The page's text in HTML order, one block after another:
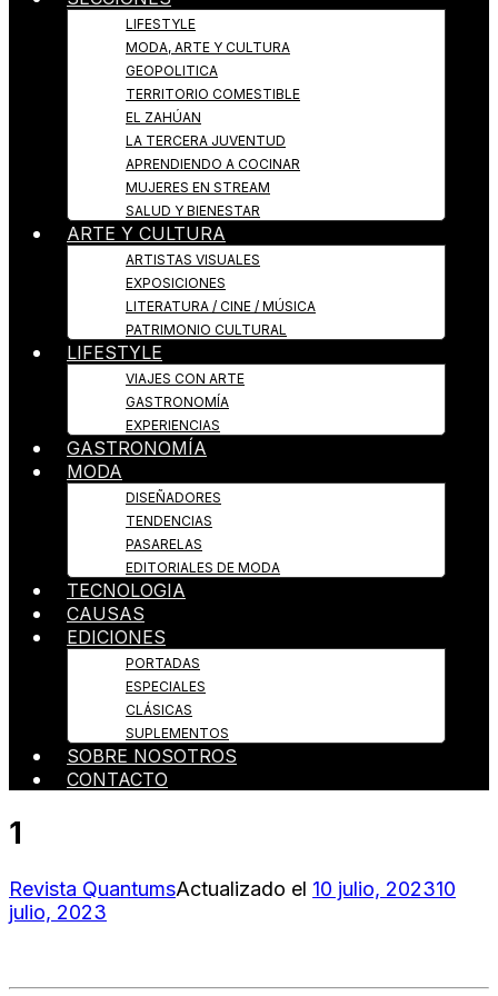
LIFESTYLE
MODA, ARTE Y CULTURA
GEOPOLITICA
TERRITORIO COMESTIBLE
EL ZAHÚAN
LA TERCERA JUVENTUD
APRENDIENDO A COCINAR
MUJERES EN STREAM
SALUD Y BIENESTAR
ARTE Y CULTURA
ARTISTAS VISUALES
EXPOSICIONES
LITERATURA / CINE / MÚSICA
PATRIMONIO CULTURAL
LIFESTYLE
VIAJES CON ARTE
GASTRONOMÍA
EXPERIENCIAS
GASTRONOMÍA
MODA
DISEÑADORES
TENDENCIAS
PASARELAS
EDITORIALES DE MODA
TECNOLOGIA
CAUSAS
EDICIONES
PORTADAS
ESPECIALES
CLÁSICAS
SUPLEMENTOS
SOBRE NOSOTROS
CONTACTO
1
Revista QuantumsActualizado el 10 julio, 202310
julio, 2023